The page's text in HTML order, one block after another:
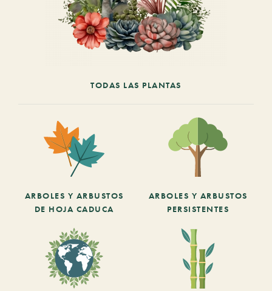
TODAS LAS PLANTAS
ARBOLES Y ARBUSTOS
DE HOJA CADUCA
ARBOLES Y ARBUSTOS
PERSISTENTES